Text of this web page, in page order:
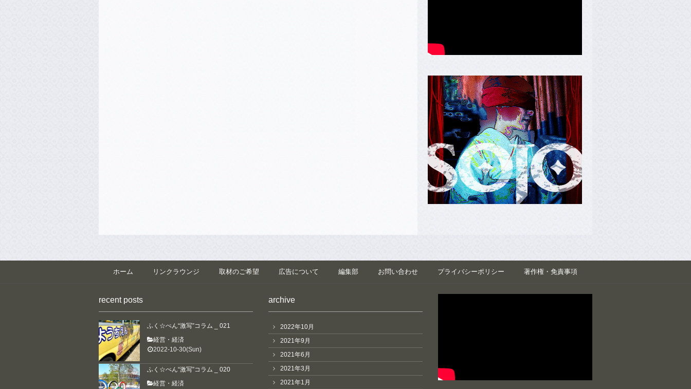
ホーム リンクラウンジ 取材のご希望 広告について 編集部 お問い合わせ プライバシーポリシー 著作権・免責事項
recent posts
ふく☆ぺん“激写”コラム _ 021
経営・経済
2022-10-30(Sun)
ふく☆ぺん“激写”コラム _ 020
経営・経済
archive
2022年10月
2021年9月
2021年6月
2021年3月
2021年1月